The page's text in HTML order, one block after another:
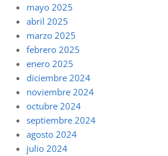
mayo 2025
abril 2025
marzo 2025
febrero 2025
enero 2025
diciembre 2024
noviembre 2024
octubre 2024
septiembre 2024
agosto 2024
julio 2024